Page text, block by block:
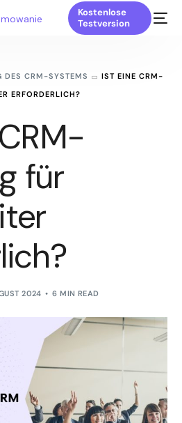
Kostenlose
Testversion
DES CRM-SYSTEMS
IST EINE CRM-
ERFORDERLICH?
für
2024 6 MIN READ